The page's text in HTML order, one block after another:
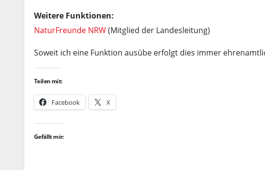
Weitere Funktionen:
NaturFreunde NRW(Mitglied der Landesleitung)
Soweit ich eine Funktion ausübe erfolgt dies immer
Teilen mit:
Facebook X
Gefällt mir: